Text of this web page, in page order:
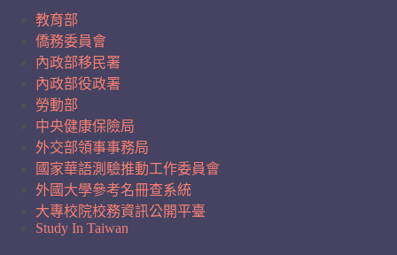
教育部
僑務委員會
內政部移民署
內政部役政署
勞動部
中央健康保險局
外交部領事事務局
國家華語測驗推動工作委員會
外國大學參考名冊查系統
大專校院校務資訊公開平臺
Study In Taiwan